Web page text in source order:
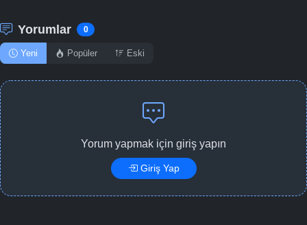
Yorumlar 0
Yeni Popüler Eski
Yorum yapmak için giriş yapın
Giriş Yap